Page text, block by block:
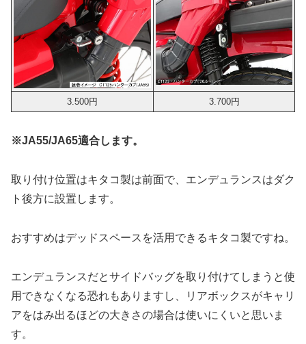
3.500円 3.700円
※JA55/JA65適合します。
取り付け位置はキタコ製は前面で、エンデュランスはダク
ト後方に設置します。
おすすめはデッドスペースを活用できるキタコ製ですね。
エンデュランスだとサイドバッグを取り付けてしまうと使
用できなくなる恐れもありますし、リアボックスがキャリ
アをはみ出るほどの大きさの場合は使いにくいと思いま
す。